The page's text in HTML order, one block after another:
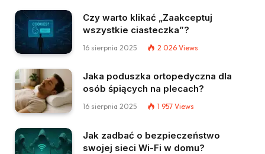
Czy warto klikać „Zaakceptuj
wszystkie ciasteczka”?
16 sierpnia 2025 2 026 Views
Jaka poduszka ortopedyczna dla
osób śpiących na plecach?
16 sierpnia 2025 1 957 Views
Jak zadbać o bezpieczeństwo
swojej sieci Wi-Fi w domu?